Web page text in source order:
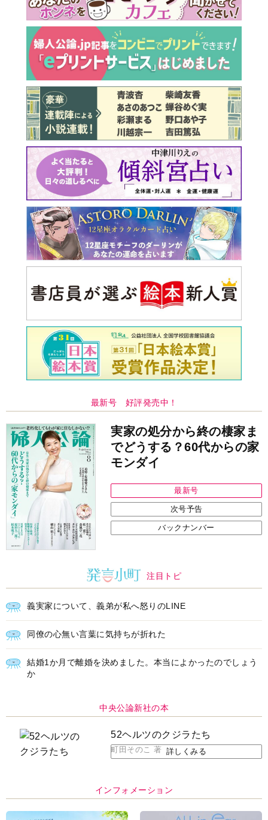
最新号 好評発売中！
実家の処分から終の棲家ま
でどうする？60代からの家
モンダイ
最新号
次号予告
バックナンバー
注目トピ
義実家について、義弟が私へ怒りのLINE
同僚の心無い言葉に気持ちが折れた
結婚1か月で離婚を決めました。本当によかったのでしょう
か
中央公論新社の本
52ヘルツのクジラたち
町田そのこ 著 詳しくみる
インフォメーション